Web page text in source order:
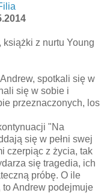
książki z nurtu Young
spotkali się w
się w sobie i
przeznaczonych, los
"Na
się w pełni swej
czerpiąc z życia, tak
się tragedia, ich
próbę. O ile
to Andrew podejmuje